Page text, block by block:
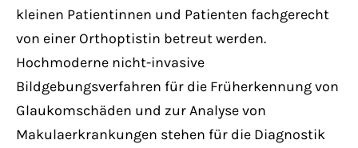
kleinen Patientinnen und Patienten fachgerecht
von einer Orthoptistin betreut werden.
Hochmoderne nicht-invasive
Bildgebungsverfahren für die Früherkennung von
Glaukomschäden und zur Analyse von
Makulaerkrankungen stehen für die Diagnostik